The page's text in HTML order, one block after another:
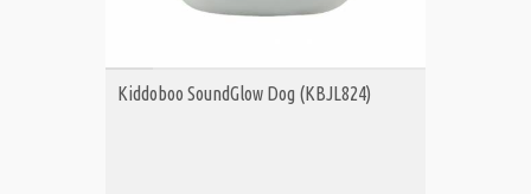
ΑΓΟΡΑ
Kiddoboo SoundGlow Dog (KBJL824)